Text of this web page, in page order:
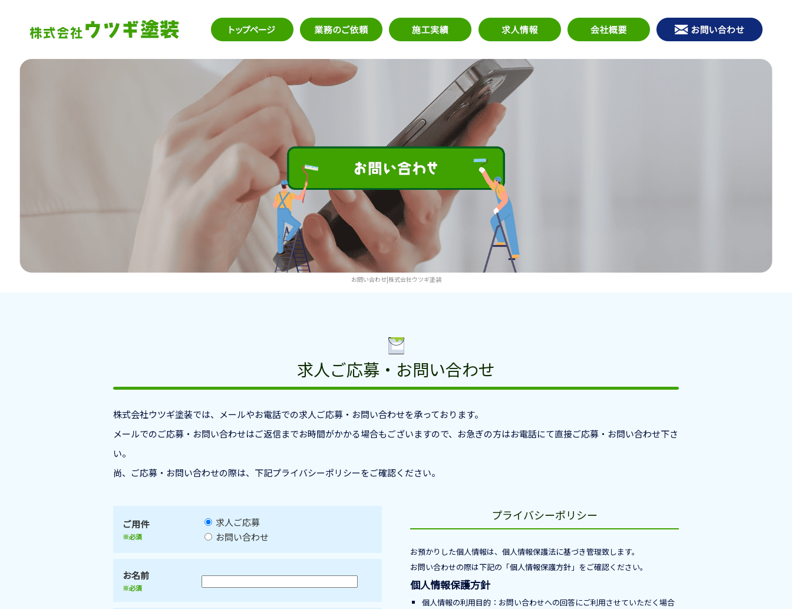
お問い合わせ|株式会社ウツギ塗装
求人ご応募・お問い合わせ
株式会社ウツギ塗装では、メールやお電話での求人ご応募・お問い合わせを承っております。
メールでのご応募・お問い合わせはご返信までお時間がかかる場合もございますので、お急ぎの方はお電話にて直接ご応募・お問い合わせ下さ
い。
尚、ご応募・お問い合わせの際は、下記プライバシーポリシーをご確認ください。
ご用件
※必須
求人ご応募
お問い合わせ
お名前
※必須
プライバシーポリシー
お預かりした個人情報は、個人情報保護法に基づき管理致します。
お問い合わせの際は下記の「個人情報保護方針」をご確認ください。
個人情報保護方針
個人情報の利用目的：お問い合わせへの回答にご利用させていただく場合